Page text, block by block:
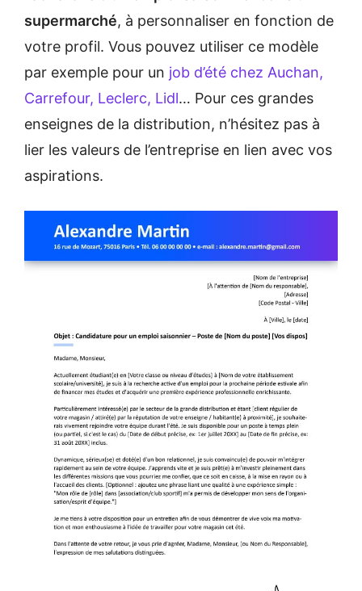
supermarché, à personnaliser en fonction de
votre profil. Vous pouvez utiliser ce modèle
par exemple pour un job d’été chez Auchan,
Carrefour, Leclerc, Lidl… Pour ces grandes
enseignes de la distribution, n’hésitez pas à
lier les valeurs de l’entreprise en lien avec vos
aspirations.